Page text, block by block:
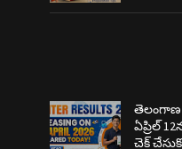
తెలంగాణ
ఏప్రిల్
చెక్